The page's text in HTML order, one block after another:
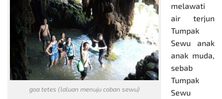
goa tetes (laluan menuju coban sewu)
melawati
air terjun
Tumpak
Sewu anak
anak muda,
sebab
Tumpak
Sewu